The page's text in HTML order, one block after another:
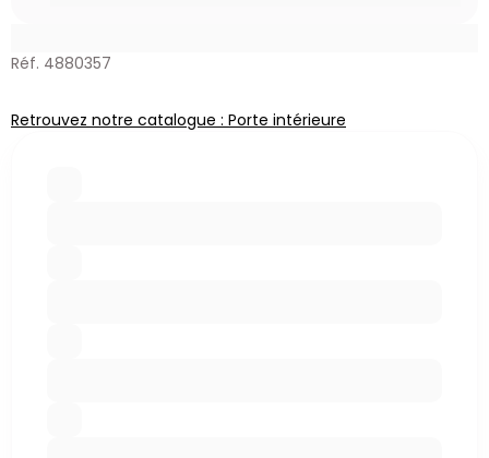
Réf. 4880357
Retrouvez notre catalogue : Porte intérieure